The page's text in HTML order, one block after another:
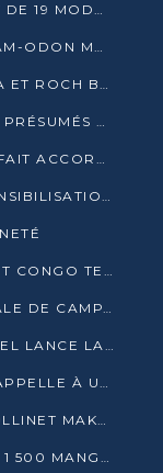
AGL CONGO RÉUSSIT LE TRANSPORT DE 19 MODULES HORS GABARIT ENTRE POINTE-NOIRE ET BRAZZAVILLE
GAMBOMA, ANTOINE BIEN-AIMÉ OBAM-ODON MOBILISE LES 32 148 ÉLECTEURS EN FAVEUR DE DENIS SASSOU NGUESSO
GOMA TSÉ-TSÉ : MATSON MAMPOUYA ET ROCH BREDIN BISSALA NKOUNKOU EN CAMPAGNE DE PROXIMITÉ
TRAFIC DE FAUNE SAUVAGE : TREIZE PRÉSUMÉS TRAFIQUANTS INTERPELLÉS AU CONGO EN 2025
LA LIKOUALA ET LA SANGHA EN PARFAIT ACCORD AVEC LE PROJET DE SOCIÉTÉ DU CANDIDAT DENIS SASSOU-N’GUESSO
DROITS DES FEMMES À TIÉ-TIÉ 2 : SENSIBILISATION ET PÉDAGOGIE SUR LE DROIT DE VOTE
DROITS DES FEMMES : AGL CONGO ET CONGO TERMINAL METTENT EN AVANT LE LEADERSHIP FÉMININ
GOMA TSÉ-TSÉ : LA DIRECTION LOCALE DE CAMPAGNE INTENSIFIE LA SENSIBILISATION DANS LES VILLAGES
MAKOUA : DELPHINE ÉDITH EMMANUEL LANCE LA CAMPAGNE POUR DENIS SASSOU-N’GUESSO
À MAKÉLÉKÉLÉ 1, LANDRY KOLELAS APPELLE À UNE MOBILISATION MASSIVE EN FAVEUR DE DENIS SASSOU-N’GUESSO
PRÉSIDENTIELLE 2026 : ANATOLE COLLINET MAKOSSO DÉFEND LE PROJET DE SOCIÉTÉ DE DENIS SASSOU NGUESSO
ENVIRONNEMENT : MAURICE PLANTE 1 500 MANGROVES POUR HONORER WANGARI MAATHAI